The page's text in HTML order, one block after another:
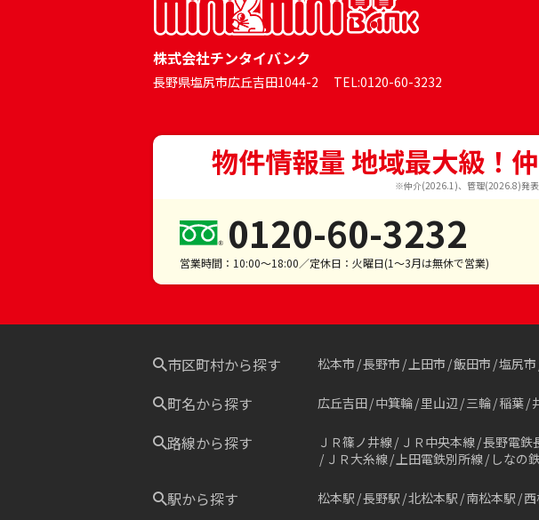
株式会社チンタイバンク
長野県塩尻市広丘吉田1044-2 TEL:0120-60-3232
物件情報量 地域最大級！
※仲介(2026.1)、管理(2026.8)発表
0120-60-3232
営業時間：10:00～18:00／定休日：火曜日(1～3月は無休で営業)
市区町村から探す 松本市 長野市 上田市 飯田市 塩尻市
町名から探す 広丘吉田 中箕輪 里山辺 三輪 稲葉
路線から探す ＪＲ篠ノ井線 ＪＲ中央本線 長野電鉄
ＪＲ大糸線 上田電鉄別所線 しなの
駅から探す 松本駅 長野駅 北松本駅 南松本駅